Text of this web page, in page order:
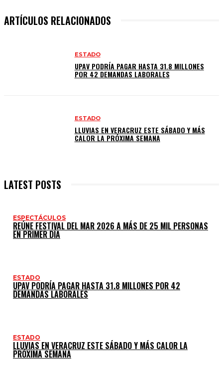
ARTÍCULOS RELACIONADOS
ESTADO
UPAV PODRÍA PAGAR HASTA 31.8 MILLONES
POR 42 DEMANDAS LABORALES
ESTADO
LLUVIAS EN VERACRUZ ESTE SÁBADO Y MÁS
CALOR LA PRÓXIMA SEMANA
LATEST POSTS
ESPECTÁCULOS
REÚNE FESTIVAL DEL MAR 2026 A MÁS DE 25 MIL PERSONAS
EN PRIMER DÍA
ESTADO
UPAV PODRÍA PAGAR HASTA 31.8 MILLONES POR 42
DEMANDAS LABORALES
ESTADO
LLUVIAS EN VERACRUZ ESTE SÁBADO Y MÁS CALOR LA
PRÓXIMA SEMANA